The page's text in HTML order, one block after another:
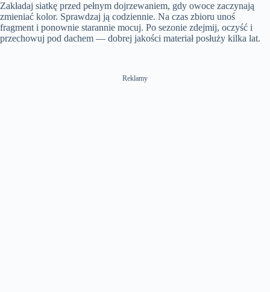
Zakładaj siatkę przed pełnym dojrzewaniem, gdy owoce zaczynają
zmieniać kolor. Sprawdzaj ją codziennie. Na czas zbioru unoś
fragment i ponownie starannie mocuj. Po sezonie zdejmij, oczyść i
przechowuj pod dachem — dobrej jakości materiał posłuży kilka lat.
Reklamy